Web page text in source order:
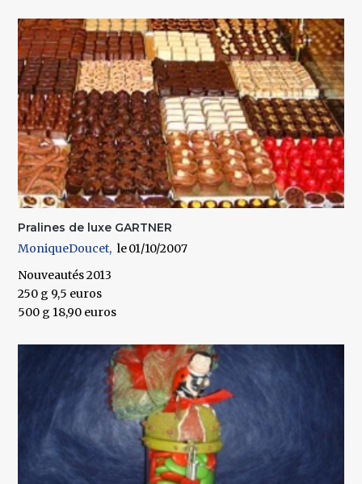
Pralines de luxe GARTNER
MoniqueDoucet
01/10/2007
Nouveautés 2013
250 g 9,5 euros
500 g 18,90 euros